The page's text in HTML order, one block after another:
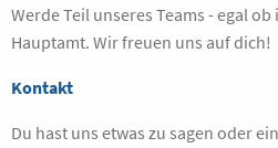
Werde Teil unseres Teams - egal
Hauptamt. Wir freuen uns auf dich!
Kontakt
Du hast uns etwas zu sagen oder